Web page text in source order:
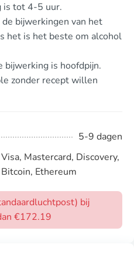
is tot 4-5 uur.
bijwerkingen van het
het is het beste om alcohol
bijwerking is hoofdpijn.
zonder recept willen
5-9 dagen
Visa, Mastercard, Discovery,
Bitcoin, Ethereum
bij
€172.19